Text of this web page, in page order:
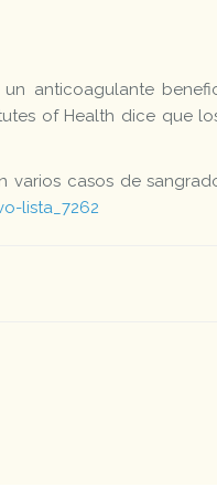
anticoagulante
of Health dice que
varios casos de
lista_7262